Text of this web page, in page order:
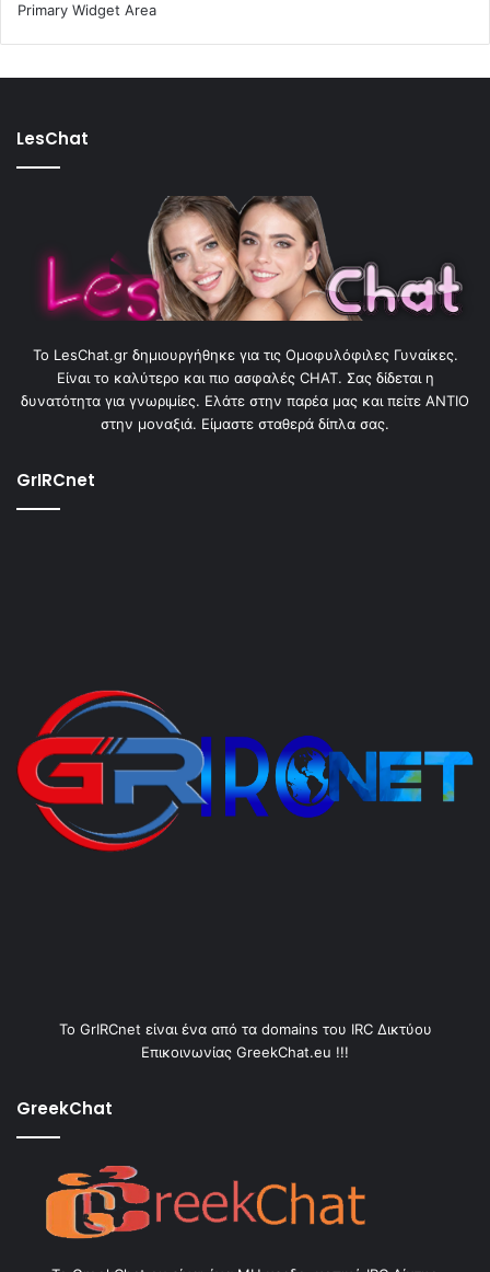
Primary Widget Area
LesChat
To LesChat.gr δημιουργήθηκε για τις Ομοφυλόφιλες Γυναίκες.
Είναι το καλύτερο και πιο ασφαλές CHAT. Σας δίδεται η
δυνατότητα για γνωριμίες. Ελάτε στην παρέα μας και πείτε ΑΝΤΙΟ
στην μοναξιά. Είμαστε σταθερά δίπλα σας.
GrIRCnet
Το GrIRCnet είναι ένα από τα domains του IRC Δικτύου
Επικοινωνίας GreekChat.eu !!!
GreekChat